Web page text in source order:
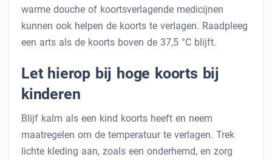
warme douche of koortsverlagende medicijnen
kunnen ook helpen de koorts te verlagen. Raadpleeg
een arts als de koorts boven de 37,5 °C blijft.
Let hierop bij hoge koorts bij
kinderen
Blijf kalm als een kind koorts heeft en neem
maatregelen om de temperatuur te verlagen. Trek
lichte kleding aan, zoals een onderhemd, en zorg